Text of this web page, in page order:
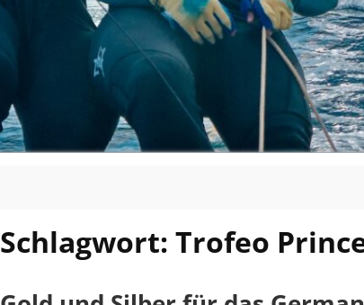
Schlagwort: Trofeo